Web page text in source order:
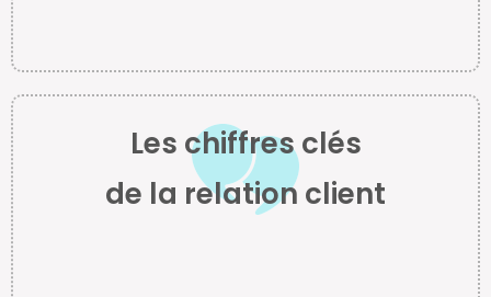
Les chiffres clés
de la relation client